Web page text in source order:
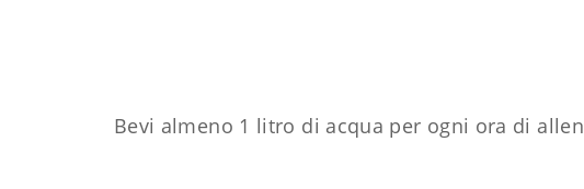
Bevi almeno 1 litro di acqua per ogni ora di